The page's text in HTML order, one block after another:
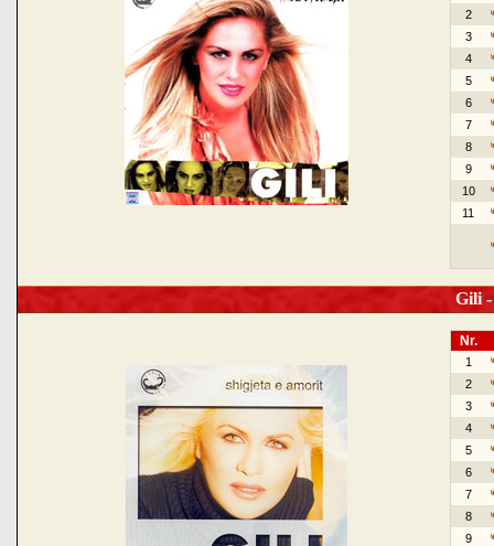
2
3
4
5
6
7
8
9
10
11
Gili
Nr.
1
2
3
4
5
6
7
8
9